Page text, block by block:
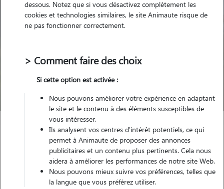
Pour quel animal ?
Trouver mon Pet Sitter
Garde animaux France
Pays-de-la-Loire
Loire-Atlantique
Clisson
dessous. Notez que si vous désactivez complètement les
cookies et technologies similaires, le site Animaute risque de
ne pas fonctionner correctement.
> Comment faire des choix
Si cette option est activée :
Nous pouvons améliorer votre expérience en adaptant
le site et le contenu à des éléments susceptibles de
vous intéresser.
Ils analysent vos centres d'intérêt potentiels, ce qui
permet à Animaute de proposer des annonces
publicitaires et un contenu plus pertinents. Cela nous
aidera à améliorer les performances de notre site Web.
Nous pouvons mieux suivre vos préférences, telles que
la langue que vous préférez utiliser.